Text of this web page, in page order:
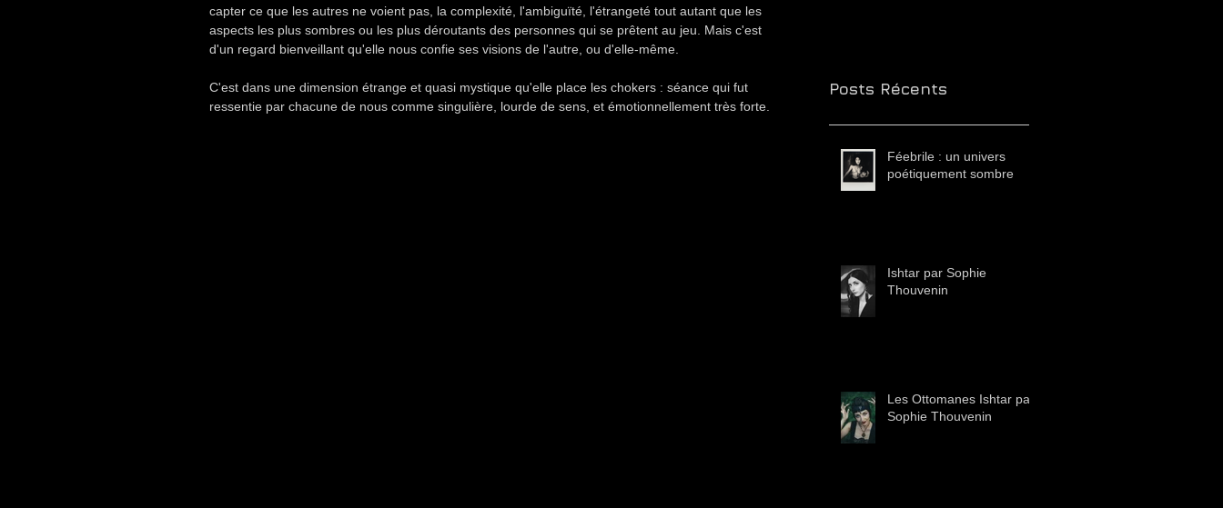
capter ce que les autres ne voient pas, la complexité, l'ambiguïté, l'étrangeté tout autant que les
aspects les plus sombres ou les plus déroutants des personnes qui se prêtent au jeu. Mais c'est
d'un regard bienveillant qu'elle nous confie ses visions de l'autre, ou d'elle-même.
C'est dans une dimension étrange et quasi mystique qu'elle place les chokers : séance qui fut
ressentie par chacune de nous comme singulière, lourde de sens, et émotionnellement très forte.
Posts Récents
Féebrile : un univers
poétiquement sombre
Ishtar par Sophie
Thouvenin
Les Ottomanes Ishtar par
Sophie Thouvenin